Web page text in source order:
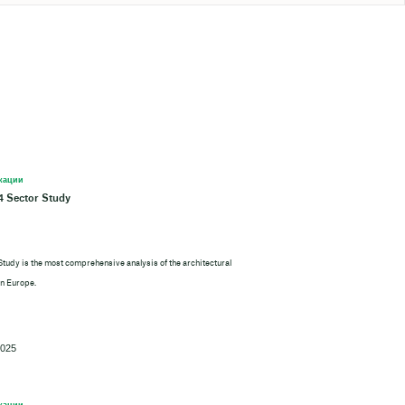
Sector Study
is the most comprehensive analysis of the architectural
Europe.